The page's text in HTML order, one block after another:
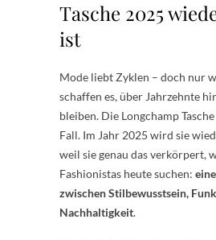
Tasche 2025
ist
Mode liebt Zyklen – doch nur
schaffen es, über Jahrzehnte
bleiben. Die Longchamp
Fall. Im Jahr 2025 wird sie
weil sie genau das verkörpert,
Fashionistas heute suchen:
zwischen Stilbewusstsein,
Nachhaltigkeit.